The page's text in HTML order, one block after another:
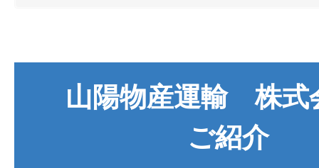
山陽物産運輸 株式
ご紹介